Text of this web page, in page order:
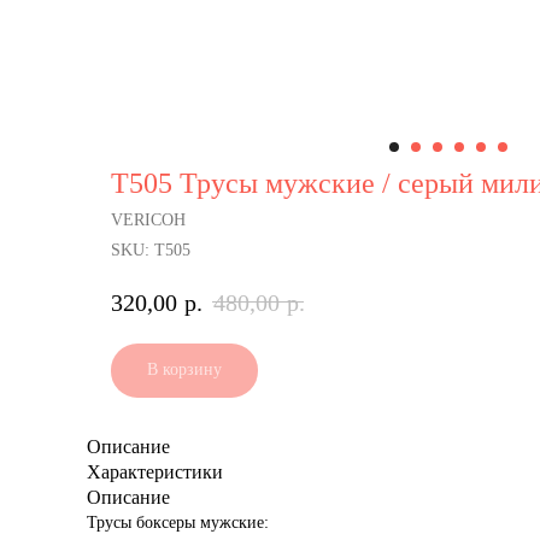
Т505 Трусы мужские / серый
VERICOH
SKU: Т505
320,00 р. 480,00 р.
В корзину
Описание
Характеристики
Описание
Трусы боксеры мужские: